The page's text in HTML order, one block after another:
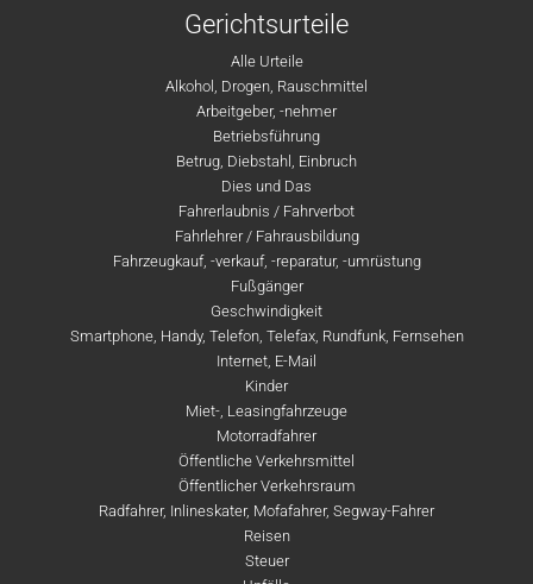
Gerichtsurteile
Alle Urteile
Alkohol, Drogen, Rauschmittel
Arbeitgeber, -nehmer
Betriebsführung
Betrug, Diebstahl, Einbruch
Dies und Das
Fahrerlaubnis / Fahrverbot
Fahrlehrer / Fahrausbildung
Fahrzeugkauf, -verkauf, -reparatur, -umrüstung
Fußgänger
Geschwindigkeit
Smartphone, Handy, Telefon, Telefax, Rundfunk, Fernsehen
Internet, E-Mail
Kinder
Miet-, Leasingfahrzeuge
Motorradfahrer
Öffentliche Verkehrsmittel
Öffentlicher Verkehrsraum
Radfahrer, Inlineskater, Mofafahrer, Segway-Fahrer
Reisen
Steuer